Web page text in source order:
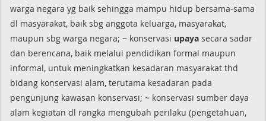
warga negara yg baik sehingga mampu hidup bersama-sama
dl masyarakat, baik sbg anggota keluarga, masyarakat,
maupun sbg warga negara; ~ konservasi upaya secara sadar
dan berencana, baik melalui pendidikan formal maupun
informal, untuk meningkatkan kesadaran masyarakat thd
bidang konservasi alam, terutama kesadaran pada
pengunjung kawasan konservasi; ~ konservasi sumber daya
alam kegiatan dl rangka mengubah perilaku (pengetahuan,